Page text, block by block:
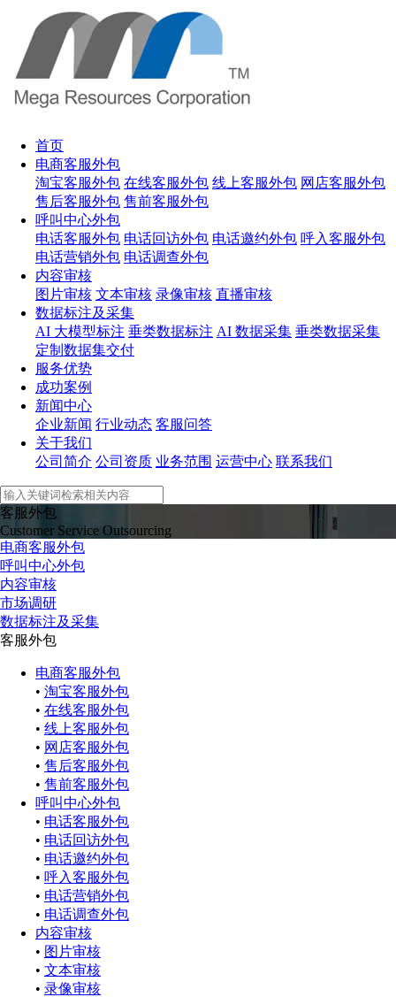
首页
电商客服外包
淘宝客服外包 在线客服外包 线上客服外包 网店客服外包
售后客服外包 售前客服外包
呼叫中心外包
电话客服外包 电话回访外包 电话邀约外包 呼入客服外包
电话营销外包 电话调查外包
内容审核
图片审核 文本审核 录像审核 直播审核
数据标注及采集
AI 大模型标注 垂类数据标注 AI 数据采集 垂类数据采集
定制数据集交付
服务优势
成功案例
新闻中心
企业新闻 行业动态 客服问答
关于我们
公司简介 公司资质 业务范围 运营中心 联系我们
客服外包
Customer Service Outsourcing
电商客服外包
呼叫中心外包
内容审核
市场调研
数据标注及采集
客服外包
电商客服外包
• 淘宝客服外包
• 在线客服外包
• 线上客服外包
• 网店客服外包
• 售后客服外包
• 售前客服外包
呼叫中心外包
• 电话客服外包
• 电话回访外包
• 电话邀约外包
• 呼入客服外包
• 电话营销外包
• 电话调查外包
内容审核
• 图片审核
• 文本审核
• 录像审核